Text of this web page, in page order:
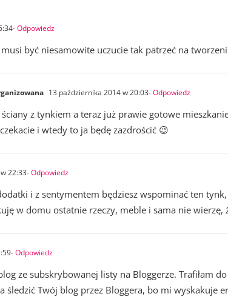
- Odpowiedz
być niesamowite uczucie tak patrzeć na
13 października 2014 w 20:03- Odpowiedz
z tynkiem a teraz już prawie gotowe
i wtedy to ja będę zazdrościć 😉
22:33- Odpowiedz
i z sentymentem będziesz wspominać ten tynk,
w domu ostatnie rzeczy, meble i sama nie wierzę,
- Odpowiedz
ze subskrybowanej listy na Bloggerze. Trafiłam
śledzić Twój blog przez Bloggera, bo mi wyskakuje